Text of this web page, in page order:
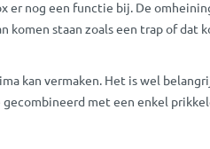
nog een functie bij. De
staan zoals een trap of
kan vermaken. Het is wel
met een enkel